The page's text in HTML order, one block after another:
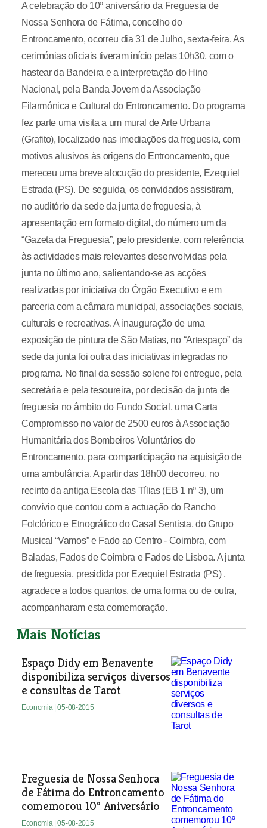
A celebração do 10º aniversário da Freguesia de
Nossa Senhora de Fátima, concelho do
Entroncamento, ocorreu dia 31 de Julho, sexta-feira. As
cerimónias oficiais tiveram início pelas 10h30, com o
hastear da Bandeira e a interpretação do Hino
Nacional, pela Banda Jovem da Associação
Filarmónica e Cultural do Entroncamento. Do programa
fez parte uma visita a um mural de Arte Urbana
(Grafito), localizado nas imediações da freguesia, com
motivos alusivos às origens do Entroncamento, que
mereceu uma breve alocução do presidente, Ezequiel
Estrada (PS). De seguida, os convidados assistiram,
no auditório da sede da junta de freguesia, à
apresentação em formato digital, do número um da
“Gazeta da Freguesia”, pelo presidente, com referência
às actividades mais relevantes desenvolvidas pela
junta no último ano, salientando-se as acções
realizadas por iniciativa do Órgão Executivo e em
parceria com a câmara municipal, associações sociais,
culturais e recreativas. A inauguração de uma
exposição de pintura de São Matias, no “Artespaço” da
sede da junta foi outra das iniciativas integradas no
programa. No final da sessão solene foi entregue, pela
secretária e pela tesoureira, por decisão da junta de
freguesia no âmbito do Fundo Social, uma Carta
Compromisso no valor de 2500 euros à Associação
Humanitária dos Bombeiros Voluntários do
Entroncamento, para comparticipação na aquisição de
uma ambulância. A partir das 18h00 decorreu, no
recinto da antiga Escola das Tílias (EB 1 nº 3), um
convívio que contou com a actuação do Rancho
Folclórico e Etnográfico do Casal Sentista, do Grupo
Musical “Vamos” e Fado ao Centro - Coimbra, com
Baladas, Fados de Coimbra e Fados de Lisboa. A junta
de freguesia, presidida por Ezequiel Estrada (PS) ,
agradece a todos quantos, de uma forma ou de outra,
acompanharam esta comemoração.
Mais Notícias
Espaço Didy em Benavente
disponibiliza serviços diversos
e consultas de Tarot
Economia | 05-08-2015
Freguesia de Nossa Senhora
de Fátima do Entroncamento
comemorou 10º Aniversário
Economia | 05-08-2015